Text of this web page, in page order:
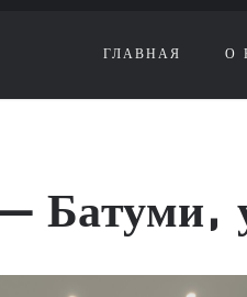
ГЛАВНАЯ О
Батуми,